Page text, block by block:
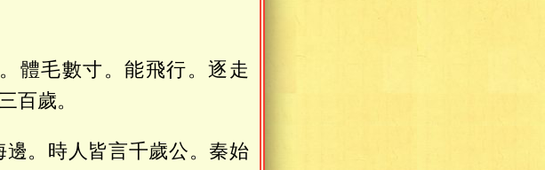
體毛數寸。能飛行。逐走
百歲。
。時人皆言千歲公。秦始